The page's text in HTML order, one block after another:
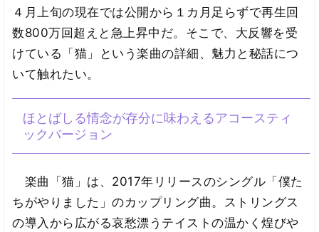
４月上旬の現在では公開から１カ月足らずで再生回
数800万回超えと急上昇中だ。そこで、大反響を受
けている「猫」という楽曲の詳細、魅力と秘話につ
いて触れたい。
ほとばしる情念が存分に味わえるアコースティ
ックバージョン
楽曲「猫」は、2017年リリースのシングル「僕た
ちがやりました」のカップリング曲。ストリングス
の導入から広がる哀愁漂うテイストの温かく煌びや